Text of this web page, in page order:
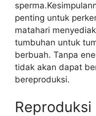
penting untuk
matahari
tumbuhan untuk
berbuah. Tanpa
tidak akan dapat
bereproduksi.
Reproduksi